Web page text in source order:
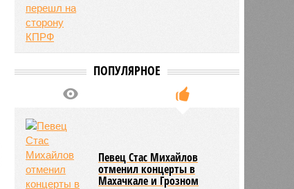
ПОПУЛЯРНОЕ
Певец Стас Михайлов
отменил концерты в
Махачкале и Грозном